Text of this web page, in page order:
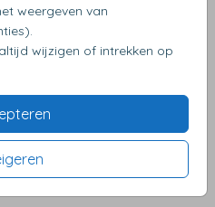
weergeven van
wijzigen of intrekken op
5 sterren